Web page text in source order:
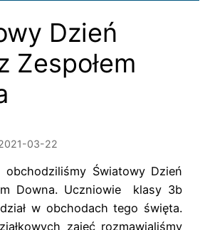
Dzień
Zespołem
03-22
Światowy Dzień
Downa. Uczniowie klasy 3b
w obchodach tego święta.
zajęć rozmawialiśmy